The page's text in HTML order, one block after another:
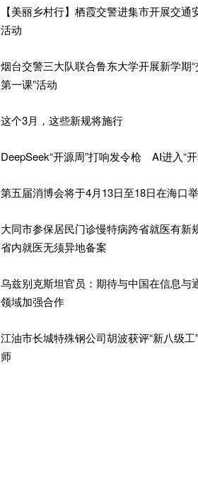
【美丽乡村行】栖霞交警进集市开展交通
活动
烟台交警三大队联合鲁东大学开展新学期
第一课”活动
这个3月，这些新规将施行
DeepSeek“开源周”打响发令枪 AI进入“
第五届消博会将于4月13日至18日在海口
大同市参保居民门诊慢特病跨省就医有新
省内就医无须异地备案
乌兹别克斯坦官员：期待与中国在信息与
领域加强合作
江油市长城特殊钢公司胡波获评“新八级工
师